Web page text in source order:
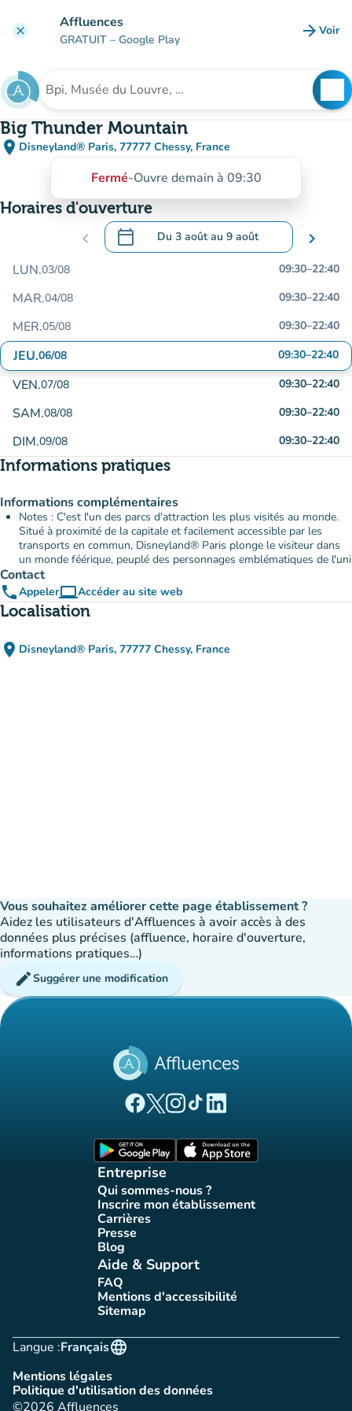
clear Affluences
GRATUIT – Google Play arrow_forward Voir
Rechercher un établissement
Big Thunder Mountain
place Disneyland® Paris, 77777 Chessy, France
(ouvrir dans Google Maps)
(nouvel onglet)
Fermé-Ouvre demain à 09:30
Horaires d'ouverture
chevron_left calendar_today Du 3 aoûtau 9 août
.Ouvrir le calendrier pour changer de
chevron_right
LUN.03/08 09:30–22:40
MAR.04/08 09:30–22:40
MER.05/08 09:30–22:40
JEU.06/08 09:30–22:40
VEN.07/08 09:30–22:40
SAM.08/08 09:30–22:40
DIM.09/08 09:30–22:40
Informations pratiques
Informations complémentaires
Notes : C'est l'un des parcs d'attraction les plus visités au monde.
Situé à proximité de la capitale et facilement accessible par les
transports en commun, Disneyland® Paris plonge le visiteur dans
un monde féérique, peuplé des personnages emblématiques de l'uni
Contact
phoneAppelercomputerAccéder au site web
(nouvel onglet)
Localisation
place Disneyland® Paris, 77777 Chessy, France
(ouvrir dans Google Maps)
(nouvel onglet)
Vous souhaitez améliorer cette page établissement ?
Aidez les utilisateurs d'Affluences à avoir accès à des
données plus précises (affluence, horaire d'ouverture,
informations pratiques…)
editSuggérer une modification
(nouvel onglet)
(nouvel onglet)
(nouvel onglet)
(nouvel onglet)
(nouvel onglet)
Entreprise
Qui sommes-nous ?
(nouvel onglet)
Inscrire mon établissement
(nouvel onglet)
Carrières(nouvel onglet)
Presse(nouvel onglet)
Blog(nouvel onglet)
Aide & Support
FAQ(nouvel onglet)
Mentions d'accessibilité
(nouvel onglet)
Sitemap(nouvel onglet)
Langue :
language
Français
Mentions légales
(nouvel onglet)
Politique d'utilisation des données
(nouvel onglet)
©2026 Affluences